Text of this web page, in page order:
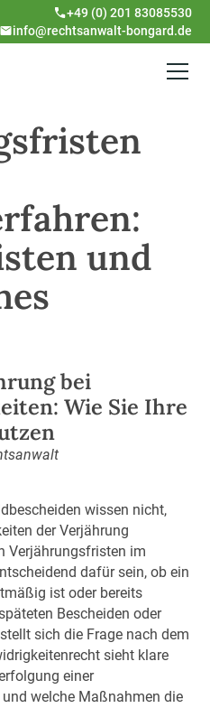
+49 (0) 201 83085530
info@rechtsanwalt-bongard.de
und
bei
Wie Sie Ihre
wissen nicht,
der Verjährung
Verjährungsfristen im
dafür sein, ob ein
ist oder bereits
Bescheiden oder
sich die Frage nach dem
sieht klare
einer
welche Maßnahmen die